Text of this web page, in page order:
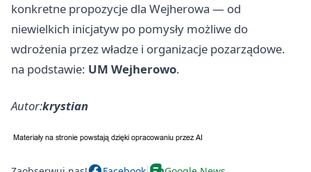
konkretne propozycje dla Wejherowa — od
niewielkich inicjatyw po pomysły możliwe do
wdrożenia przez władze i organizacje pozarządowe.
na podstawie: UM Wejherowo.
Autor:krystian